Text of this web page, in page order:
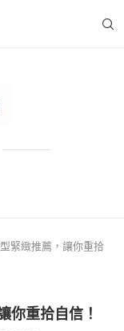
緊緻推薦，讓你重拾
你重拾自信！